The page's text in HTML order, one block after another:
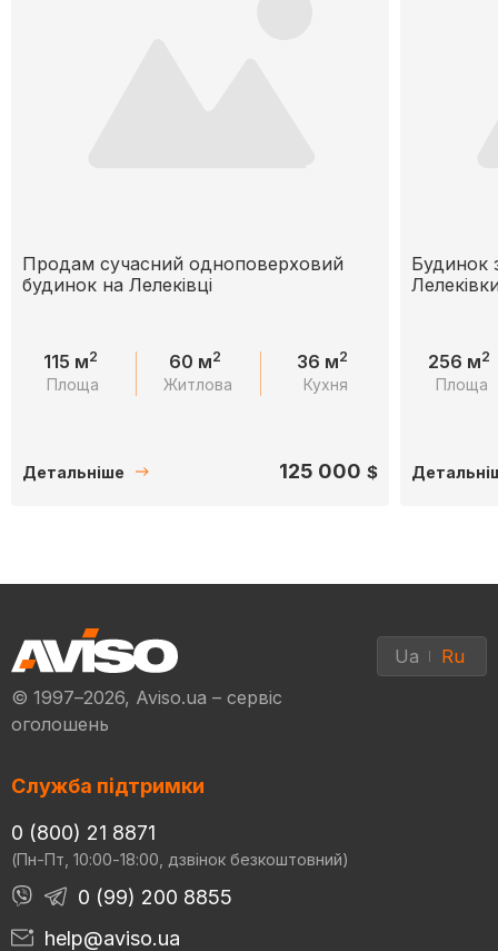
Продам сучасний одноповерховий
будинок на Лелеківці
115 м2
Площа
60 м2
Житлова
36 м2
Кухня
Детальніше 125 000 $
Будинок
256 м2
Площа
© 1997–2026, Aviso.ua – сервіс
оголошень
Ua Ru
Служба підтримки
0 (800) 21 8871
(Пн-Пт, 10:00-18:00, дзвінок безкоштовний)
0 (99) 200 8855
help@aviso.ua